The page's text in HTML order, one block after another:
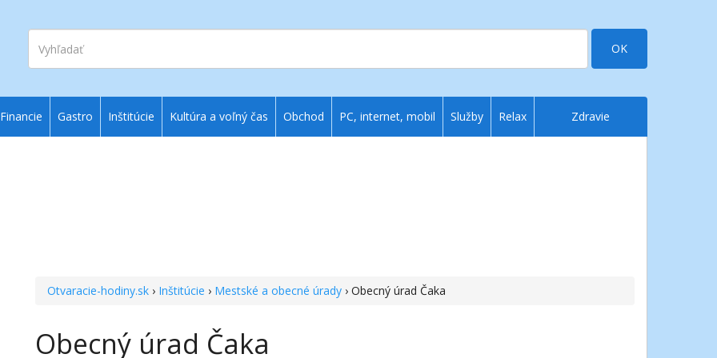
Vyhľadať
OK
Otvaracie-hodiny.sk › Inštitúcie › Mestské a obecné úrady › Obecný úrad Čaka
Obecný úrad Čaka
Financie Gastro Inštitúcie Kultúra a voľný čas Obchod PC, internet, mobil Služby Relax Zdravie